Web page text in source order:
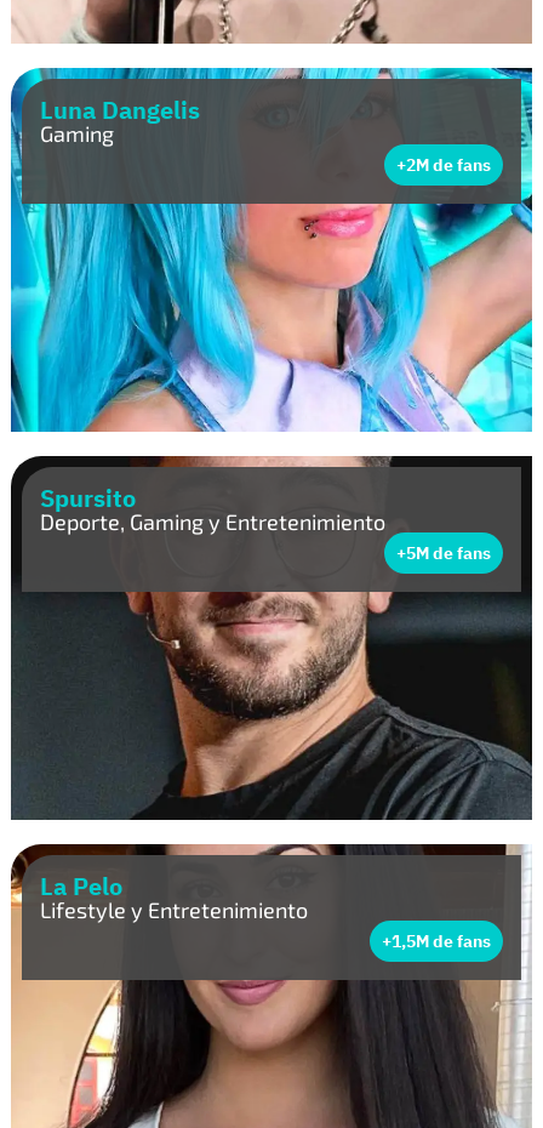
Luna Dangelis
Gaming
+2M de fans
Spursito
Deporte, Gaming y Entretenimiento
+5M de fans
La Pelo
Lifestyle y Entretenimiento
+1,5M de fans